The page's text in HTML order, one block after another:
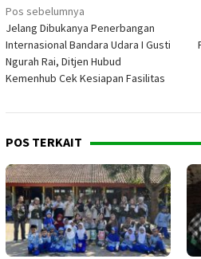
Navigasi
pos
Pos sebelumnya
Jelang Dibukanya Penerbangan
Internasional Bandara Udara I Gusti
Ngurah Rai, Ditjen Hubud
Kemenhub Cek Kesiapan Fasilitas
POS TERKAIT